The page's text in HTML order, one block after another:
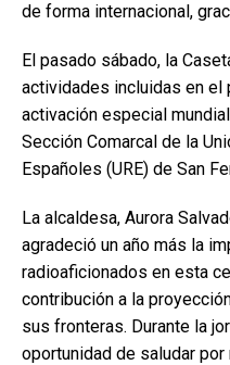
de forma internacional,
El pasado sábado, la
actividades incluidas en el
activación especial
Sección Comarcal de la
Españoles (URE) de San
La alcaldesa, Aurora
agradeció un año más la
radioaficionados en esta
contribución a la
sus fronteras. Durante la
oportunidad de saludar por